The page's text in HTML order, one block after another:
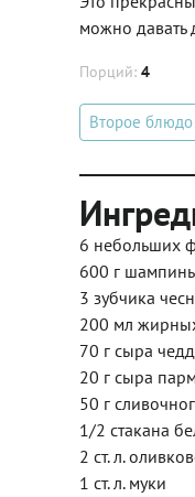
можно давать
Порций: 4
Второе блюдо
6 небольших
600 г
3 зубчика
200 мл
70 г сыра
20 г сыра
50 г
1/2 стакана
2 ст. л.
1 ст. л. муки